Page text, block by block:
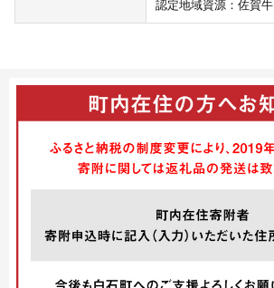
認定地域資源：佐賀牛